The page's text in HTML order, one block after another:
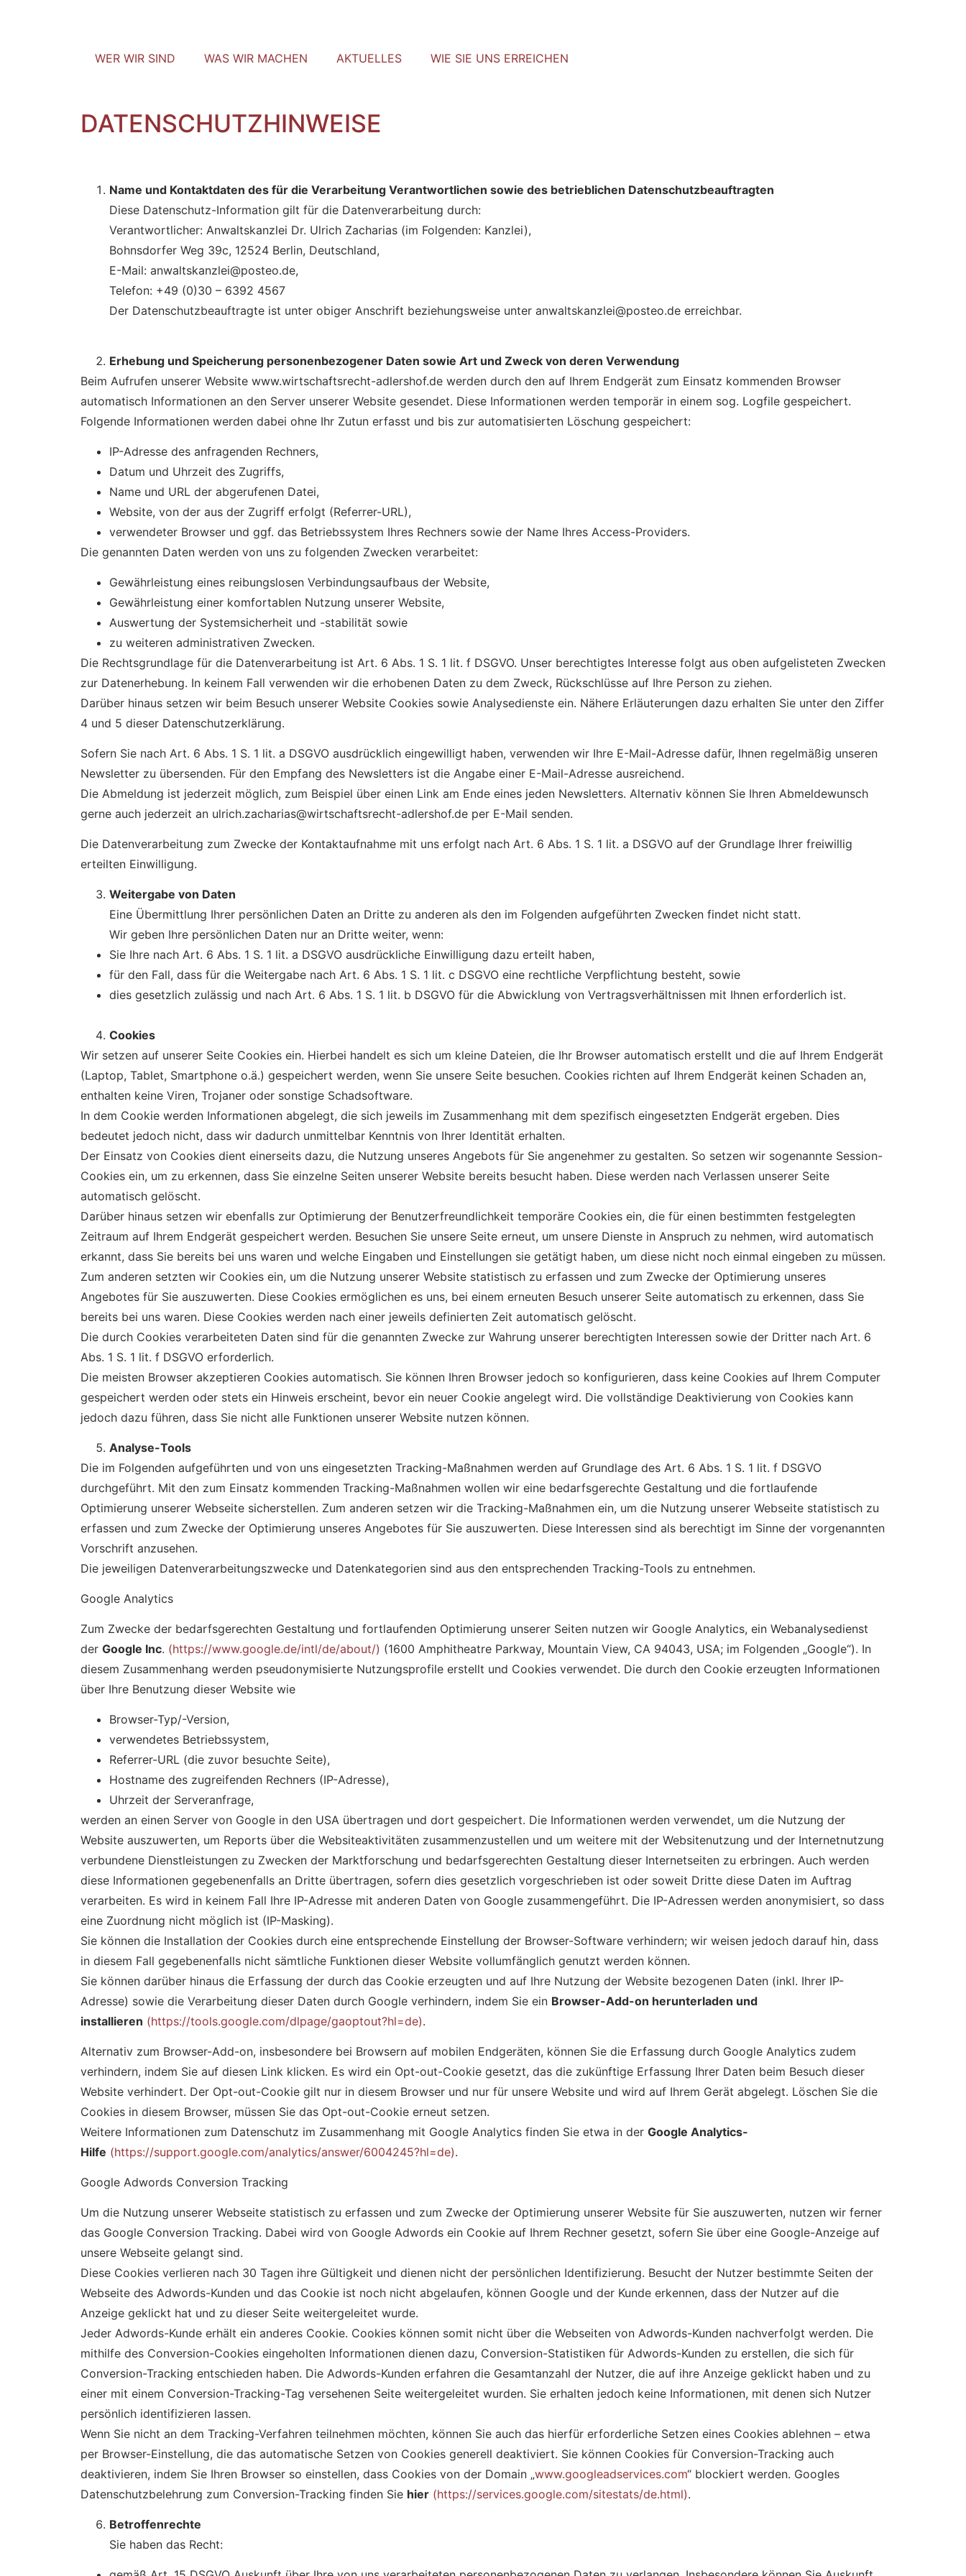
WER WIR SIND WAS WIR MACHEN AKTUELLES WIE SIE UNS ERREICHEN
DATENSCHUTZHINWEISE
Name und Kontaktdaten des für die Verarbeitung Verantwortlichen sowie des betrieblichen Datenschutzbeauftragten
Diese Datenschutz-Information gilt für die Datenverarbeitung durch:
Verantwortlicher: Anwaltskanzlei Dr. Ulrich Zacharias (im Folgenden: Kanzlei),
Bohnsdorfer Weg 39c, 12524 Berlin, Deutschland,
E-Mail: anwaltskanzlei@posteo.de,
Telefon: +49 (0)30 – 6392 4567
Der Datenschutzbeauftragte ist unter obiger Anschrift beziehungsweise unter anwaltskanzlei@posteo.de erreichbar.
Erhebung und Speicherung personenbezogener Daten sowie Art und Zweck von deren Verwendung
Beim Aufrufen unserer Website www.wirtschaftsrecht-adlershof.de werden durch den auf Ihrem Endgerät zum Einsatz kommenden Browser
automatisch Informationen an den Server unserer Website gesendet. Diese Informationen werden temporär in einem sog. Logfile gespeichert.
Folgende Informationen werden dabei ohne Ihr Zutun erfasst und bis zur automatisierten Löschung gespeichert:
IP-Adresse des anfragenden Rechners,
Datum und Uhrzeit des Zugriffs,
Name und URL der abgerufenen Datei,
Website, von der aus der Zugriff erfolgt (Referrer-URL),
verwendeter Browser und ggf. das Betriebssystem Ihres Rechners sowie der Name Ihres Access-Providers.
Die genannten Daten werden von uns zu folgenden Zwecken verarbeitet:
Gewährleistung eines reibungslosen Verbindungsaufbaus der Website,
Gewährleistung einer komfortablen Nutzung unserer Website,
Auswertung der Systemsicherheit und -stabilität sowie
zu weiteren administrativen Zwecken.
Die Rechtsgrundlage für die Datenverarbeitung ist Art. 6 Abs. 1 S. 1 lit. f DSGVO. Unser berechtigtes Interesse folgt aus oben aufgelisteten Zwecken
zur Datenerhebung. In keinem Fall verwenden wir die erhobenen Daten zu dem Zweck, Rückschlüsse auf Ihre Person zu ziehen.
Darüber hinaus setzen wir beim Besuch unserer Website Cookies sowie Analysedienste ein. Nähere Erläuterungen dazu erhalten Sie unter den Ziffer
4 und 5 dieser Datenschutzerklärung.
Sofern Sie nach Art. 6 Abs. 1 S. 1 lit. a DSGVO ausdrücklich eingewilligt haben, verwenden wir Ihre E-Mail-Adresse dafür, Ihnen regelmäßig unseren
Newsletter zu übersenden. Für den Empfang des Newsletters ist die Angabe einer E-Mail-Adresse ausreichend.
Die Abmeldung ist jederzeit möglich, zum Beispiel über einen Link am Ende eines jeden Newsletters. Alternativ können Sie Ihren Abmeldewunsch
gerne auch jederzeit an ulrich.zacharias@wirtschaftsrecht-adlershof.de per E-Mail senden.
Die Datenverarbeitung zum Zwecke der Kontaktaufnahme mit uns erfolgt nach Art. 6 Abs. 1 S. 1 lit. a DSGVO auf der Grundlage Ihrer freiwillig
erteilten Einwilligung.
Weitergabe von Daten
Eine Übermittlung Ihrer persönlichen Daten an Dritte zu anderen als den im Folgenden aufgeführten Zwecken findet nicht statt.
Wir geben Ihre persönlichen Daten nur an Dritte weiter, wenn:
Sie Ihre nach Art. 6 Abs. 1 S. 1 lit. a DSGVO ausdrückliche Einwilligung dazu erteilt haben,
für den Fall, dass für die Weitergabe nach Art. 6 Abs. 1 S. 1 lit. c DSGVO eine rechtliche Verpflichtung besteht, sowie
dies gesetzlich zulässig und nach Art. 6 Abs. 1 S. 1 lit. b DSGVO für die Abwicklung von Vertragsverhältnissen mit Ihnen erforderlich ist.
Cookies
Wir setzen auf unserer Seite Cookies ein. Hierbei handelt es sich um kleine Dateien, die Ihr Browser automatisch erstellt und die auf Ihrem Endgerät
(Laptop, Tablet, Smartphone o.ä.) gespeichert werden, wenn Sie unsere Seite besuchen. Cookies richten auf Ihrem Endgerät keinen Schaden an,
enthalten keine Viren, Trojaner oder sonstige Schadsoftware.
In dem Cookie werden Informationen abgelegt, die sich jeweils im Zusammenhang mit dem spezifisch eingesetzten Endgerät ergeben. Dies
bedeutet jedoch nicht, dass wir dadurch unmittelbar Kenntnis von Ihrer Identität erhalten.
Der Einsatz von Cookies dient einerseits dazu, die Nutzung unseres Angebots für Sie angenehmer zu gestalten. So setzen wir sogenannte Session-
Cookies ein, um zu erkennen, dass Sie einzelne Seiten unserer Website bereits besucht haben. Diese werden nach Verlassen unserer Seite
automatisch gelöscht.
Darüber hinaus setzen wir ebenfalls zur Optimierung der Benutzerfreundlichkeit temporäre Cookies ein, die für einen bestimmten festgelegten
Zeitraum auf Ihrem Endgerät gespeichert werden. Besuchen Sie unsere Seite erneut, um unsere Dienste in Anspruch zu nehmen, wird automatisch
erkannt, dass Sie bereits bei uns waren und welche Eingaben und Einstellungen sie getätigt haben, um diese nicht noch einmal eingeben zu müssen.
Zum anderen setzten wir Cookies ein, um die Nutzung unserer Website statistisch zu erfassen und zum Zwecke der Optimierung unseres
Angebotes für Sie auszuwerten. Diese Cookies ermöglichen es uns, bei einem erneuten Besuch unserer Seite automatisch zu erkennen, dass Sie
bereits bei uns waren. Diese Cookies werden nach einer jeweils definierten Zeit automatisch gelöscht.
Die durch Cookies verarbeiteten Daten sind für die genannten Zwecke zur Wahrung unserer berechtigten Interessen sowie der Dritter nach Art. 6
Abs. 1 S. 1 lit. f DSGVO erforderlich.
Die meisten Browser akzeptieren Cookies automatisch. Sie können Ihren Browser jedoch so konfigurieren, dass keine Cookies auf Ihrem Computer
gespeichert werden oder stets ein Hinweis erscheint, bevor ein neuer Cookie angelegt wird. Die vollständige Deaktivierung von Cookies kann
jedoch dazu führen, dass Sie nicht alle Funktionen unserer Website nutzen können.
Analyse-Tools
Die im Folgenden aufgeführten und von uns eingesetzten Tracking-Maßnahmen werden auf Grundlage des Art. 6 Abs. 1 S. 1 lit. f DSGVO
durchgeführt. Mit den zum Einsatz kommenden Tracking-Maßnahmen wollen wir eine bedarfsgerechte Gestaltung und die fortlaufende
Optimierung unserer Webseite sicherstellen. Zum anderen setzen wir die Tracking-Maßnahmen ein, um die Nutzung unserer Webseite statistisch zu
erfassen und zum Zwecke der Optimierung unseres Angebotes für Sie auszuwerten. Diese Interessen sind als berechtigt im Sinne der vorgenannten
Vorschrift anzusehen.
Die jeweiligen Datenverarbeitungszwecke und Datenkategorien sind aus den entsprechenden Tracking-Tools zu entnehmen.
Google Analytics
Zum Zwecke der bedarfsgerechten Gestaltung und fortlaufenden Optimierung unserer Seiten nutzen wir Google Analytics, ein Webanalysedienst
der Google Inc. (https://www.google.de/intl/de/about/) (1600 Amphitheatre Parkway, Mountain View, CA 94043, USA; im Folgenden „Google“). In
diesem Zusammenhang werden pseudonymisierte Nutzungsprofile erstellt und Cookies verwendet. Die durch den Cookie erzeugten Informationen
über Ihre Benutzung dieser Website wie
Browser-Typ/-Version,
verwendetes Betriebssystem,
Referrer-URL (die zuvor besuchte Seite),
Hostname des zugreifenden Rechners (IP-Adresse),
Uhrzeit der Serveranfrage,
werden an einen Server von Google in den USA übertragen und dort gespeichert. Die Informationen werden verwendet, um die Nutzung der
Website auszuwerten, um Reports über die Websiteaktivitäten zusammenzustellen und um weitere mit der Websitenutzung und der Internetnutzung
verbundene Dienstleistungen zu Zwecken der Marktforschung und bedarfsgerechten Gestaltung dieser Internetseiten zu erbringen. Auch werden
diese Informationen gegebenenfalls an Dritte übertragen, sofern dies gesetzlich vorgeschrieben ist oder soweit Dritte diese Daten im Auftrag
verarbeiten. Es wird in keinem Fall Ihre IP-Adresse mit anderen Daten von Google zusammengeführt. Die IP-Adressen werden anonymisiert, so dass
eine Zuordnung nicht möglich ist (IP-Masking).
Sie können die Installation der Cookies durch eine entsprechende Einstellung der Browser-Software verhindern; wir weisen jedoch darauf hin, dass
in diesem Fall gegebenenfalls nicht sämtliche Funktionen dieser Website vollumfänglich genutzt werden können.
Sie können darüber hinaus die Erfassung der durch das Cookie erzeugten und auf Ihre Nutzung der Website bezogenen Daten (inkl. Ihrer IP-
Adresse) sowie die Verarbeitung dieser Daten durch Google verhindern, indem Sie ein Browser-Add-on herunterladen und
installieren (https://tools.google.com/dlpage/gaoptout?hl=de).
Alternativ zum Browser-Add-on, insbesondere bei Browsern auf mobilen Endgeräten, können Sie die Erfassung durch Google Analytics zudem
verhindern, indem Sie auf diesen Link klicken. Es wird ein Opt-out-Cookie gesetzt, das die zukünftige Erfassung Ihrer Daten beim Besuch dieser
Website verhindert. Der Opt-out-Cookie gilt nur in diesem Browser und nur für unsere Website und wird auf Ihrem Gerät abgelegt. Löschen Sie die
Cookies in diesem Browser, müssen Sie das Opt-out-Cookie erneut setzen.
Weitere Informationen zum Datenschutz im Zusammenhang mit Google Analytics finden Sie etwa in der Google Analytics-
Hilfe (https://support.google.com/analytics/answer/6004245?hl=de).
Google Adwords Conversion Tracking
Um die Nutzung unserer Webseite statistisch zu erfassen und zum Zwecke der Optimierung unserer Website für Sie auszuwerten, nutzen wir ferner
das Google Conversion Tracking. Dabei wird von Google Adwords ein Cookie auf Ihrem Rechner gesetzt, sofern Sie über eine Google-Anzeige auf
unsere Webseite gelangt sind.
Diese Cookies verlieren nach 30 Tagen ihre Gültigkeit und dienen nicht der persönlichen Identifizierung. Besucht der Nutzer bestimmte Seiten der
Webseite des Adwords-Kunden und das Cookie ist noch nicht abgelaufen, können Google und der Kunde erkennen, dass der Nutzer auf die
Anzeige geklickt hat und zu dieser Seite weitergeleitet wurde.
Jeder Adwords-Kunde erhält ein anderes Cookie. Cookies können somit nicht über die Webseiten von Adwords-Kunden nachverfolgt werden. Die
mithilfe des Conversion-Cookies eingeholten Informationen dienen dazu, Conversion-Statistiken für Adwords-Kunden zu erstellen, die sich für
Conversion-Tracking entschieden haben. Die Adwords-Kunden erfahren die Gesamtanzahl der Nutzer, die auf ihre Anzeige geklickt haben und zu
einer mit einem Conversion-Tracking-Tag versehenen Seite weitergeleitet wurden. Sie erhalten jedoch keine Informationen, mit denen sich Nutzer
persönlich identifizieren lassen.
Wenn Sie nicht an dem Tracking-Verfahren teilnehmen möchten, können Sie auch das hierfür erforderliche Setzen eines Cookies ablehnen – etwa
per Browser-Einstellung, die das automatische Setzen von Cookies generell deaktiviert. Sie können Cookies für Conversion-Tracking auch
deaktivieren, indem Sie Ihren Browser so einstellen, dass Cookies von der Domain „www.googleadservices.com“ blockiert werden. Googles
Datenschutzbelehrung zum Conversion-Tracking finden Sie hier (https://services.google.com/sitestats/de.html).
Betroffenrechte
Sie haben das Recht: